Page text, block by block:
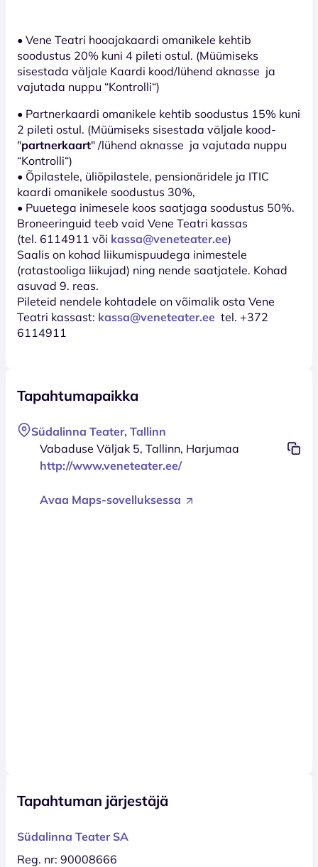
• Vene Teatri hooajakaardi omanikele kehtib
soodustus 20% kuni 4 pileti ostul. (Müümiseks
sisestada väljale Kaardi kood/lühend aknasse ja
vajutada nuppu “Kontrolli“)
• Partnerkaardi omanikele kehtib soodustus 15% kuni
2 pileti ostul. (Müümiseks sisestada väljale kood-
"partnerkaart" /lühend aknasse ja vajutada nuppu
“Kontrolli“)
• Õpilastele, üliõpilastele, pensionäridele ja ITIC
kaardi omanikele soodustus 30%,
• Puuetega inimesele koos saatjaga soodustus 50%.
Broneeringuid teeb vaid Vene Teatri kassas
(tel. 6114911 või kassa@veneteater.ee)
Saalis on kohad liikumispuudega inimestele
(ratastooliga liikujad) ning nende saatjatele. Kohad
asuvad 9. reas.
Pileteid nendele kohtadele on võimalik osta Vene
Teatri kassast: kassa@veneteater.ee tel. +372
6114911
Tapahtumapaikka
Südalinna Teater, Tallinn
Vabaduse Väljak 5, Tallinn, Harjumaa
http://www.veneteater.ee/
Avaa Maps-sovelluksessa
Tapahtuman järjestäjä
Südalinna Teater SA
Reg. nr: 90008666